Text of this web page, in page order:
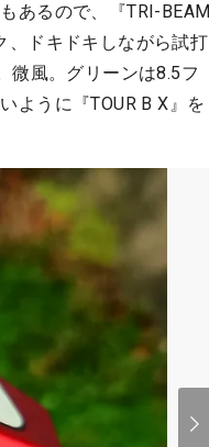
あるので、『TRI-BEAM
、ドキドキしながら試打
風。グリーンは8.5フ
ように『TOUR B X』を